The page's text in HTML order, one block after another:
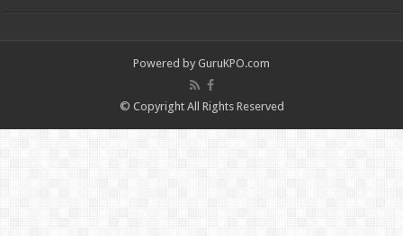
Powered by GuruKPO.com
© Copyright All Rights Reserved